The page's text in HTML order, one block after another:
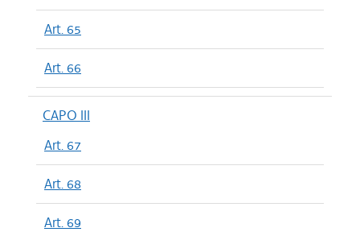
Art. 65
Art. 66
CAPO III
Art. 67
Art. 68
Art. 69